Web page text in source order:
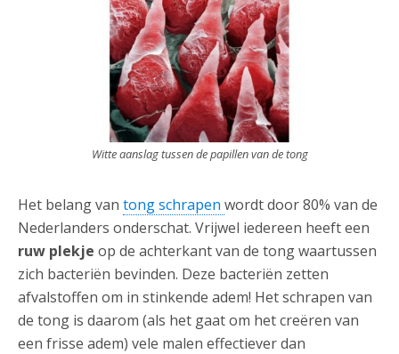
Witte aanslag tussen de papillen van de tong
Het belang van tong schrapen wordt door 80% van de
Nederlanders onderschat. Vrijwel iedereen heeft een
ruw plekje op de achterkant van de tong waartussen
zich bacteriën bevinden. Deze bacteriën zetten
afvalstoffen om in stinkende adem! Het schrapen van
de tong is daarom (als het gaat om het creëren van
een frisse adem) vele malen effectiever dan